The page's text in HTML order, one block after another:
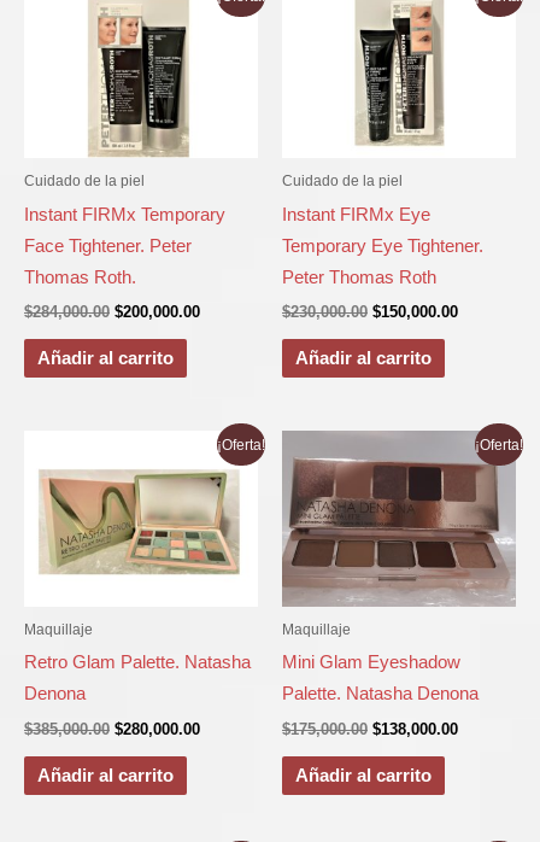
Cuidado de la piel
Instant FIRMx Temporary
Face Tightener. Peter
Thomas Roth.
$284,000.00
precio
original
era:
$284,000.00.
$200,000.00
precio
Añadir al carrito
Cuidado de la piel
Instant FIRMx Eye
Temporary Eye Tightener.
Peter Thomas Roth
$230,000.00
precio
original
era:
$230,000.00.
$150,000.00
precio
Añadir al carrito
¡Oferta!
Maquillaje
Retro Glam Palette. Natasha
Denona
$385,000.00
original
era:
$385,000.00.
$280,000.00
precio
actual
es:
$280,000.00.
Añadir al carrito
¡Oferta!
Maquillaje
Mini Glam Eyeshadow
Palette. Natasha Denona
$175,000.00
precio
original
era:
$175,000.00.
$138,000.00
precio
es:
Añadir al carrito